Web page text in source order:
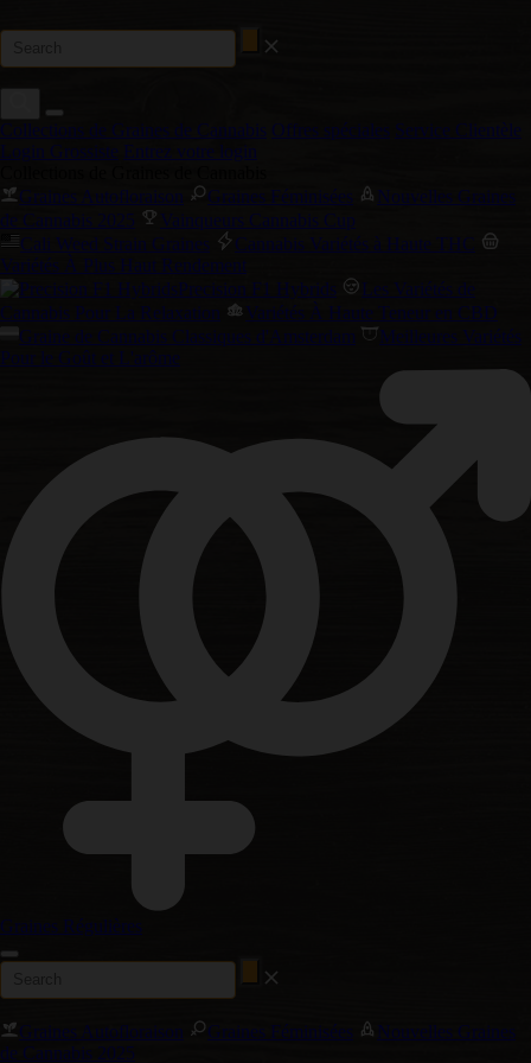
Collections de Graines de Cannabis Offres spéciales Service Clientèle
Login Grossiste Entrez votre login
Graines Autofloraison
Graines Féminisées
Nouvelles Graines
de Cannabis 2025
Vainqueurs Cannabis Cup
Cali Weed Strain Graines
Cannabis Variétés à Haute THC
Variétés À Plus Haut Rendement
Precision F1 Hybrids
Les Variétés de
Cannabis Pour La Relaxation
Variétés À Haute Teneur en CBD
Graine de Cannabis Classiques d'Amsterdam
Meilleures Variétés
Pour le Goût et L'arôme
Graines Régulières
Graines Autofloraison Graines Féminisées
Nouvelles Graines
de Cannabis 2025